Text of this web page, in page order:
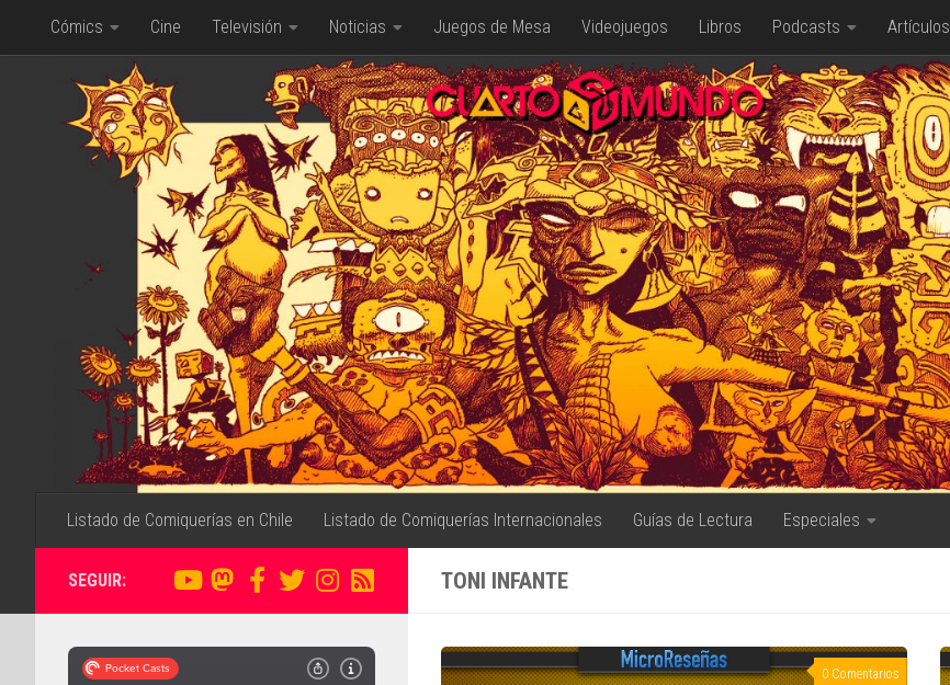
Saltar al contenido
Cómics Cine Televisión Noticias Juegos de Mesa Videojuegos Libros Podcasts Artículos
Listado de Comiquerías en Chile Listado de Comiquerías Internacionales Guías de Lectura Especiales
TONI INFANTE
0 Comentarios
SEGUIR: